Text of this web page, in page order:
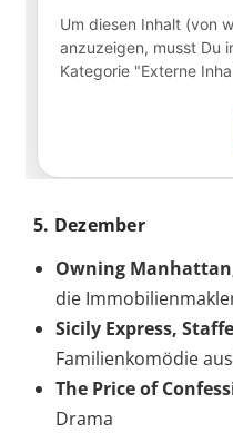
5. Dezember
Owning
die
Sicily Express,
Familienkomödie
The Price of
Drama